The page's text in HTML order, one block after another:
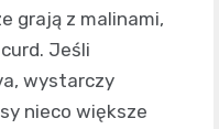
grają z malinami,
Jeśli
wystarczy
nieco większe